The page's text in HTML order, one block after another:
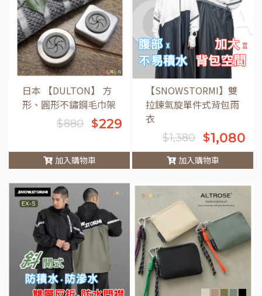
日本 【DULTON】 方
形、圓形不鏽鋼毛巾架
$880 $229
加入購物車
【SNOWSTORMI】雙
拉鍊氣旋單件式背包雨
衣
$1,380 $1,080
加入購物車